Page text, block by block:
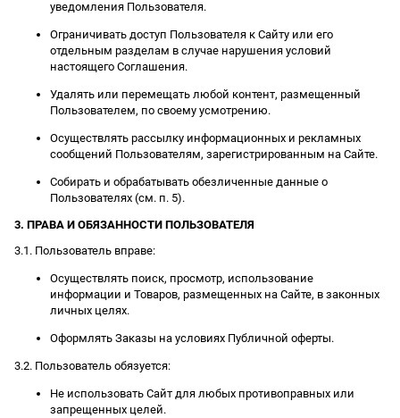
уведомления Пользователя.
Ограничивать доступ Пользователя к Сайту или его
отдельным разделам в случае нарушения условий
настоящего Соглашения.
Удалять или перемещать любой контент, размещенный
Пользователем, по своему усмотрению.
Осуществлять рассылку информационных и рекламных
сообщений Пользователям, зарегистрированным на Сайте.
Собирать и обрабатывать обезличенные данные о
Пользователях (см. п. 5).
3. ПРАВА И ОБЯЗАННОСТИ ПОЛЬЗОВАТЕЛЯ
3.1. Пользователь вправе:
Осуществлять поиск, просмотр, использование
информации и Товаров, размещенных на Сайте, в законных
личных целях.
Оформлять Заказы на условиях Публичной оферты.
3.2. Пользователь обязуется:
Не использовать Сайт для любых противоправных или
запрещенных целей.